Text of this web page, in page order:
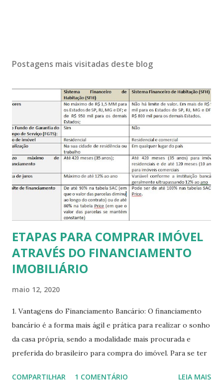
Postagens mais visitadas deste blog
ETAPAS PARA COMPRAR IMÓVEL
ATRAVÉS DO FINANCIAMENTO
IMOBILIÁRIO
maio 12, 2020
1. Vantagens do Financiamento Bancário: O financiamento
bancário é a forma mais ágil e prática para realizar o sonho
da casa própria, sendo a modalidade mais procurada e
preferida do brasileiro para compra do imóvel. Para se ter
financiados por essa modalidade. Dentre as vantagens,
COMPARTILHAR 1 COMENTÁRIO LEIA MAIS